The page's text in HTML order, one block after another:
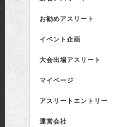
お勧めアスリート
イベント企画
大会出場アスリート
マイページ
アスリートエントリー
運営会社